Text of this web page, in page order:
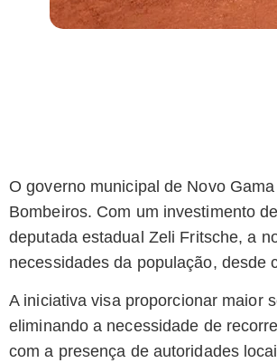
O governo municipal de Novo
Bombeiros. Com um investimento
deputada estadual Zeli Fritsche, a
necessidades da população, desde
A iniciativa visa proporcionar maior
eliminando a necessidade de
com a presença de autoridades